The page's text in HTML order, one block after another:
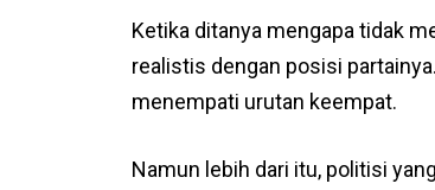
Ketika ditanya mengapa tidak
realistis dengan posisi
menempati urutan keempat.
Namun lebih dari itu, politisi